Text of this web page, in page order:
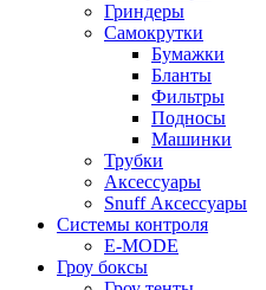
Гриндеры
Самокрутки
Бумажки
Бланты
Фильтры
Подносы
Машинки
Трубки
Аксессуары
Snuff Аксессуары
Системы контроля
E-MODE
Гроу боксы